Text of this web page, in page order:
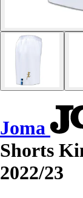
Joma
Shorts
2022/23